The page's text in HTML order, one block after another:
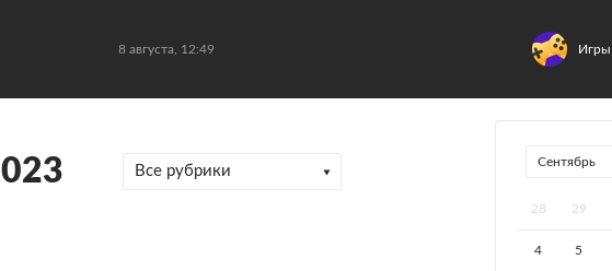
8 августа, 12:49 Игры
Все рубрики
28 29
4 5